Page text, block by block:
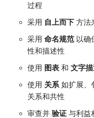
过程
采用 自上而下 方法
采用 命名规范 以确
性和描述性
使用 图表 和 文字
使用 关系 如扩展、
关系和共性
审查并 验证 与利益